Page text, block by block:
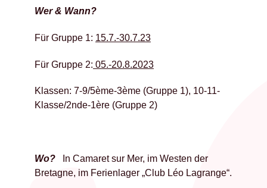
Wer & Wann?
Für Gruppe 1: 15.7.-30.7.23
Für Gruppe 2: 05.-20.8.2023
Klassen: 7-9/5ème-3ème (Gruppe 1), 10-11-
Klasse/2nde-1ère (Gruppe 2)
Wo? In Camaret sur Mer, im Westen der
Bretagne, im Ferienlager „Club Léo Lagrange“.